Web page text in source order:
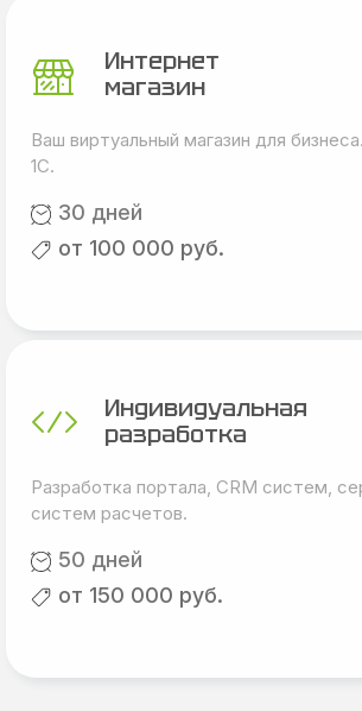
Интернет
магазин
Ваш виртуальный магазин для
1С.
30 дней
от 100 000 руб.
Индивидуальная
разработка
Разработка портала, CRM систем,
систем расчетов.
50 дней
от 150 000 руб.